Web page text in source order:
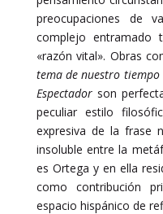
preocupaciones de
complejo entramado
«razón vital». Obras
tema de nuestro tiempo
Espectadorson
peculiar estilo
expresiva de la frase
insoluble entre la
es Ortega y en ella
como contribución
espacio hispánico de